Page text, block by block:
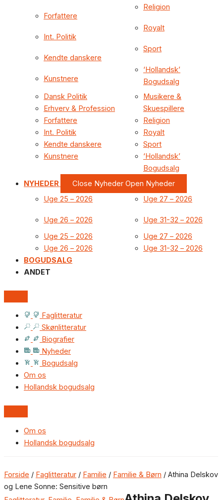
Forfattere
Int. Politik
Kendte danskere
Kunstnere
Religion
Royalt
Sport
‘Hollandsk’
Bogudsalg
Dansk Politik
Erhverv & Profession
Forfattere
Int. Politik
Kendte danskere
Kunstnere
Musikere &
Skuespillere
Religion
Royalt
Sport
‘Hollandsk’
Bogudsalg
NYHEDER
Close Nyheder Open Nyheder
Uge 25 – 2026
Uge 26 – 2026
Uge 27 – 2026
Uge 31-32 – 2026
Uge 25 – 2026
Uge 26 – 2026
Uge 27 – 2026
Uge 31-32 – 2026
BOGUDSALG
ANDET
Faglitteratur
Skønlitteratur
Biografier
Nyheder
Bogudsalg
Om os
Hollandsk bogudsalg
Om os
Hollandsk bogudsalg
Forside / Faglitteratur / Familie / Familie & Børn / Athina Delskov
og Lene Sonne: Sensitive børn